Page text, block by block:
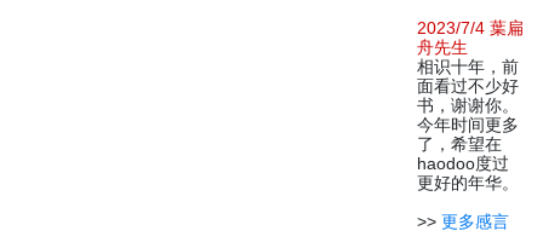
2023/7/4 葉扁
舟先生
相识十年，前
面看过不少好
书，谢谢你。
今年时间更多
了，希望在
haodoo度过
更好的年华。
>> 更多感言